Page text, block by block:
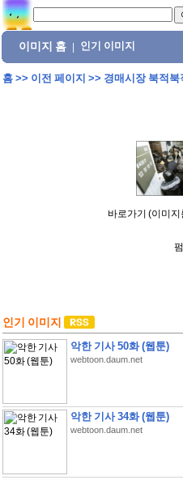
이미지 홈 인기 이미지
홈>> 이전 페이지 >> 경매시장 북적북
바로가기 (이미
인기 이미지
악한 기사 50화 (웹툰)
webtoon.daum.net
악한 기사 34화 (웹툰)
webtoon.daum.net